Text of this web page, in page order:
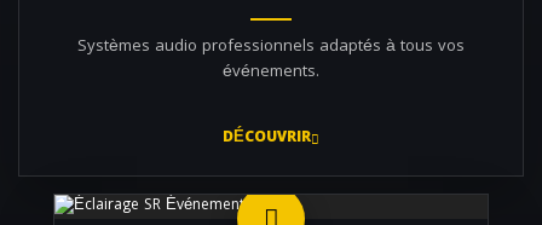
Systèmes audio professionnels adaptés à tous vos
événements.
DÉCOUVRIR